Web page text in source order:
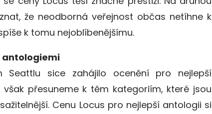
že neodborná veřejnost občas netíhne k
k tomu nejoblíbenějšímu.
antologiemi
Seattlu sice zahájilo ocenění pro nejlepší
přesuneme k těm kategoriím, které jsou
Cenu Locus pro nejlepší antologii si